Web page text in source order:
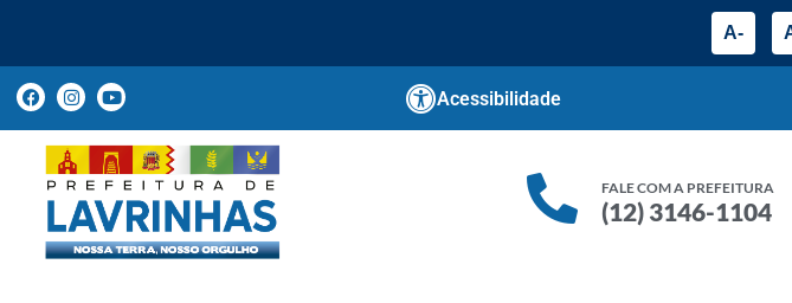
A-
Acessibilidade
FALE COM A PREFEITURA
(12) 3146-1104